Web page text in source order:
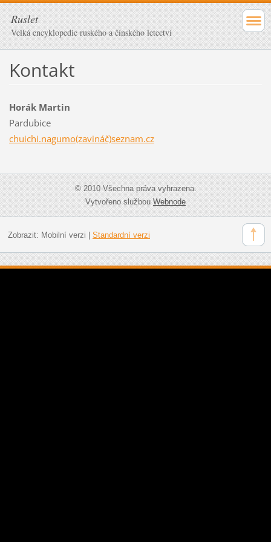
Ruslet
Velká encyklopedie ruského a čínského letectví
Kontakt
Horák Martin
Pardubice
chuichi.nagumo(zavináč)seznam.cz
© 2010 Všechna práva vyhrazena.
Vytvořeno službouWebnode
Zobrazit: Mobilní verzi Standardní verzi